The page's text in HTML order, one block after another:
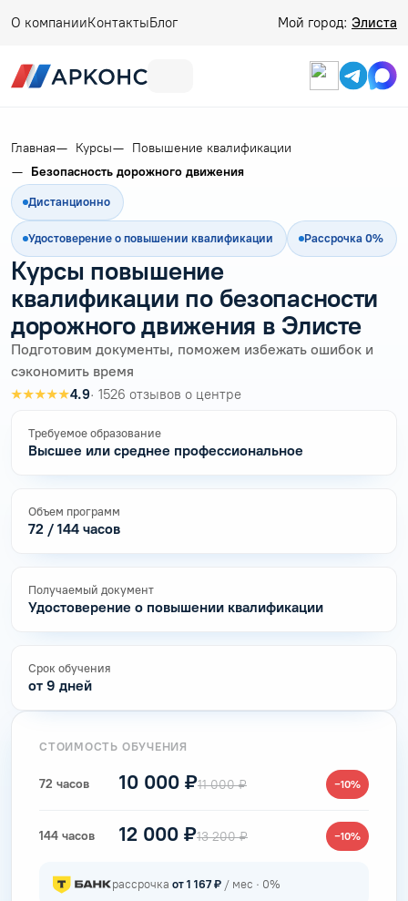
О компанииКонтактыБлог Мой город: Элиста
Главная Курсы
Повышение квалификации
Безопасность дорожного движения
Дистанционно
Удостоверение о повышении квалификации Рассрочка 0%
Курсы повышение
квалификации по безопасности
дорожного движения в Элисте
Подготовим документы, поможем избежать ошибок и
сэкономить время
★★★★★4.9· 1526 отзывов о центре
Требуемое образование
Высшее или среднее профессиональное
Объем программ
72 / 144 часов
Получаемый документ
Удостоверение о повышении квалификации
Срок обучения
от 9 дней
СТОИМОСТЬ ОБУЧЕНИЯ
72 часов 10 000 ₽11 000 ₽ −10%
144 часов 12 000 ₽13 200 ₽ −10%
рассрочка от 1 167 ₽ / мес · 0%